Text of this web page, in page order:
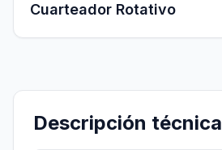
Cuarteador Rotativo
Descripción técnica